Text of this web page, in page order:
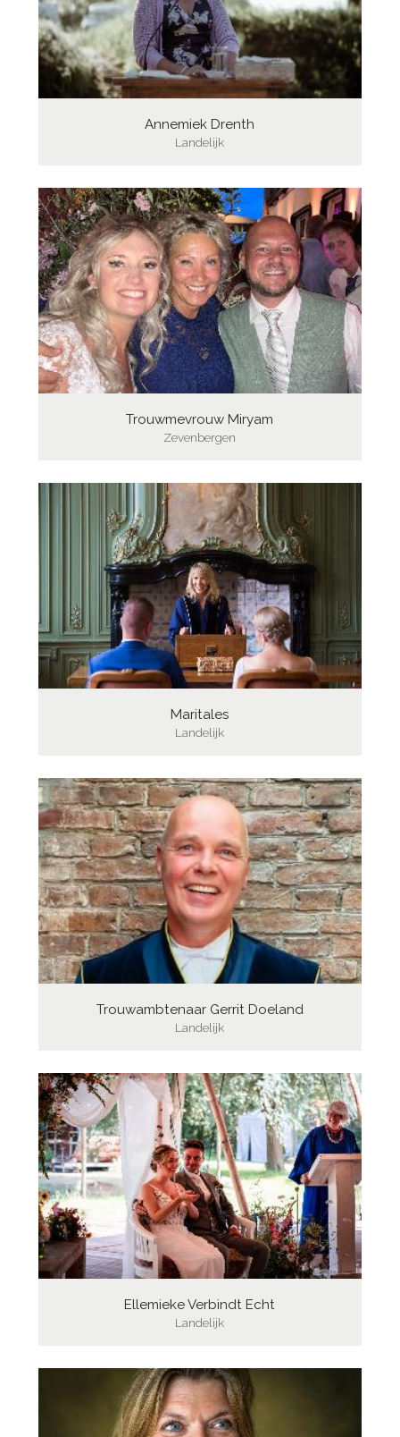
Annemiek Drenth
Landelijk
Trouwmevrouw Miryam
Zevenbergen
Maritales
Landelijk
Trouwambtenaar Gerrit Doeland
Landelijk
Ellemieke Verbindt Echt
Landelijk